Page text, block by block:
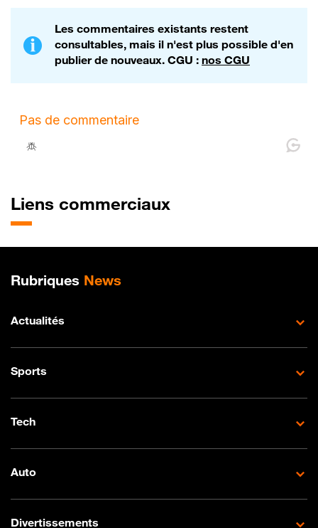
Les commentaires existants restent
consultables, mais il n'est plus possible d'en
publier de nouveaux. CGU : nos CGU
Liens commerciaux
Plan de site
Rubriques News
Actualités
Sports
Tech
Auto
Divertissements